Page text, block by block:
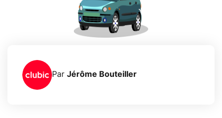
Par Jérôme Bouteiller